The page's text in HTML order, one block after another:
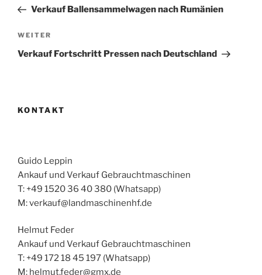
Beitrag
Verkauf Ballensammelwagen nach Rumänien
Nächster
Beitrag
WEITER
Verkauf Fortschritt Pressen nach Deutschland
KONTAKT
Guido Leppin
Ankauf und Verkauf Gebrauchtmaschinen
T: +49 1520 36 40 380 (Whatsapp)
M: verkauf@landmaschinenhf.de
Helmut Feder
Ankauf und Verkauf Gebrauchtmaschinen
T: +49 172 18 45 197 (Whatsapp)
M: helmut.feder@gmx.de